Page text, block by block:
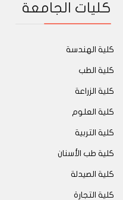
كليات الجامعة
كلية الهندسة
كلية الطب
كلية الزراعة
كلية العلوم
كلية التربية
كلية طب الأسنان
كلية الصيدلة
كلية التجارة